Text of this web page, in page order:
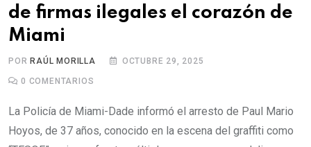
de firmas ilegales el corazón de
Miami
PORRAÚL MORILLA OCTUBRE 29, 2025
0 COMENTARIOS
La Policía de Miami-Dade informó el arresto de Paul Mario
Hoyos, de 37 años, conocido en la escena del graffiti como